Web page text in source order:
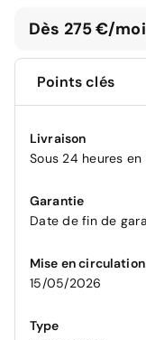
Dès 275 €/
Points clés
Livraison
Sous 24 heures en
Garantie
Date de fin de
Mise en circulation
15/05/2026
Type